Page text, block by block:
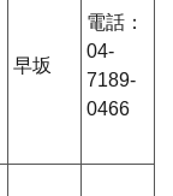
早坂
電話：
04-
7189-
0466